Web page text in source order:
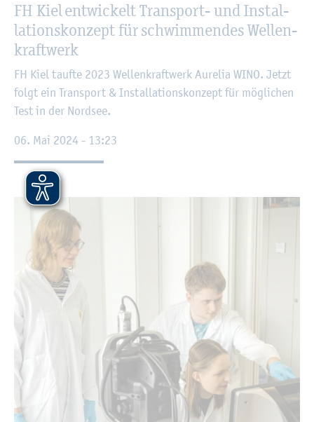
FH Kiel ent­wi­ckelt Trans­port- und In­stal­
la­ti­ons­kon­zept für schwim­men­des Wel­len­
kraft­werk
FH Kiel tauf­te 2023 Wel­len­kraft­werk Au­re­lia WINO. Jetzt
folgt ein Trans­port & In­stal­la­ti­ons­kon­zept für mög­li­chen
Test in der Nord­see.
06. Mai 2024 - 13:23